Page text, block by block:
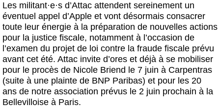
Les militant·e·s d’Attac attendent sereinement un
éventuel appel d’Apple et vont désormais consacrer
toute leur énergie à la préparation de nouvelles actions
pour la justice fiscale, notamment à l’occasion de
l’examen du projet de loi contre la fraude fiscale prévu
avant cet été. Attac invite d’ores et déjà à se mobiliser
pour le procès de Nicole Briend le 7 juin à Carpentras
(suite à une plainte de BNP Paribas) et pour les 20
ans de notre association prévus le 2 juin prochain à la
Bellevilloise à Paris.